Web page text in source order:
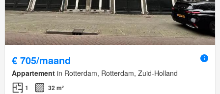
€ 705/maand
Appartement in Rotterdam, Rotterdam, Zuid-Holland
1
32 m²